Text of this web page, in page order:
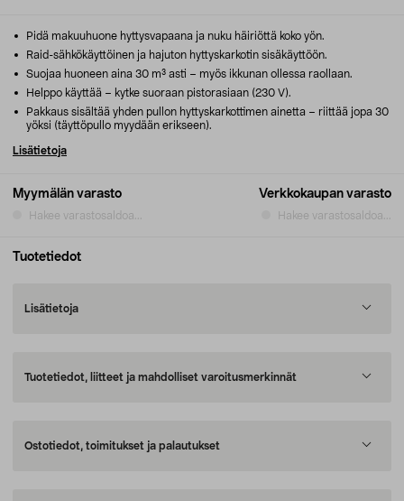
Myymälän varasto
Hakee varastosaldoa...
Verkkokaupan varasto
Hakee varastosaldoa...
Pidä makuuhuone hyttysvapaana ja nuku häiriöttä koko yön.
Raid-sähkökäyttöinen ja hajuton hyttyskarkotin sisäkäyttöön.
Suojaa huoneen aina 30 m³ asti – myös ikkunan ollessa raollaan.
Helppo käyttää – kytke suoraan pistorasiaan (230 V).
Pakkaus sisältää yhden pullon hyttyskarkottimen ainetta – riittää jopa 30
yöksi (täyttöpullo myydään erikseen).
Lisätietoja
Tuotetiedot
Lisätietoja
Tuotetiedot, liitteet ja mahdolliset varoitusmerkinnät
Ostotiedot, toimitukset ja palautukset